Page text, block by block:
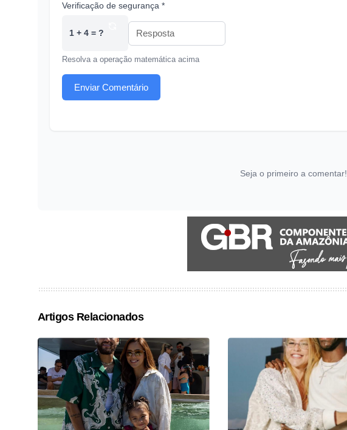
Verificação de segurança *
1 + 4 = ?
Resolva a operação matemática acima
Enviar Comentário
Seja o primeiro a comentar!
Artigos Relacionados